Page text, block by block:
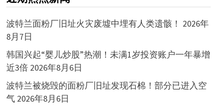
波特兰面粉厂旧址火灾废墟中埋有人类遗骸！ 2026年
8月7日
韩国兴起“婴儿炒股”热潮！未满1岁投资账户一年暴增
近3倍 2026年8月6日
波特兰被烧毁的面粉厂旧址发现石棉！部分已进入空
气 2026年8月6日